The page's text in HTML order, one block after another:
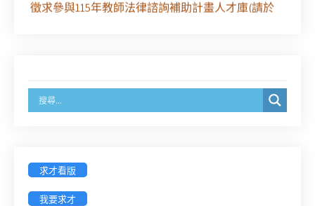
徵求參與115年教師法律諮詢補助計畫人才庫(請於
臺灣新北地方法院115年第2次約聘辯護人公開甄選
徵詢有意願擔任臺南市115年度國民中小學法治教育
求才看版
我要求才